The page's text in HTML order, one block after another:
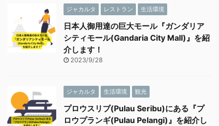
ジャカルタ レストラン 生活環境
日本人御用達の巨大モール『ガンダリア
シティモール(Gandaria City Mall)』を紹
介します！
2023/9/28
ジャカルタ 生活環境 観光
プロウスリブ(Pulau Seribu)にある『プ
ロウプランギ(Pulau Pelangi)』を紹介し